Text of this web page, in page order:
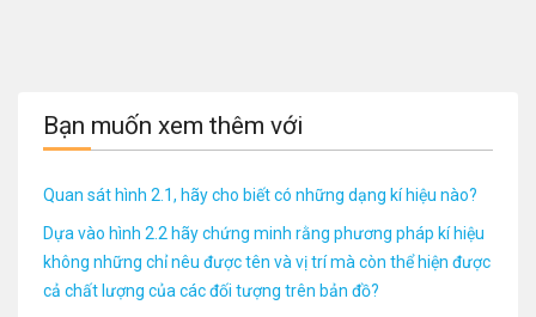
Bạn muốn xem thêm với
Quan sát hình 2.1, hãy cho biết có những dạng kí hiệu nào?
Dựa vào hình 2.2 hãy chứng minh rằng phương pháp kí hiệu
không những chỉ nêu được tên và vị trí mà còn thể hiện được
cả chất lượng của các đối tượng trên bản đồ?